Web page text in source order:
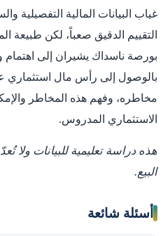
غياب البيانات المالية التفصيلية
التقييم الدقيق صعباً، لكن
بورصة ناسداك يشيران إلى
بالوصول إلى رأس مال استثماري
مخاطره، وفهم هذه المخاطر
الاستثماري المدروس.
هذه دراسة تعليمية للبيانات ولا
البيع.
أسئلة شائعة